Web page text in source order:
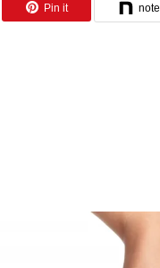
Pin it note